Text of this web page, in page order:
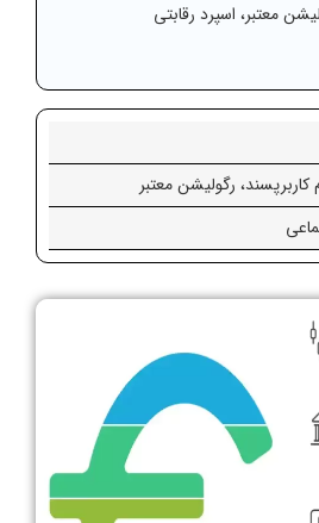
معتبر، اسپرد رقابتی
کاربرپسند، رگولیشن معتبر